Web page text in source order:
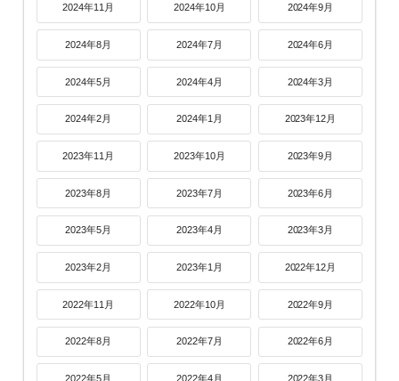
2024年11月 2024年10月 2024年9月
2024年8月 2024年7月 2024年6月
2024年5月 2024年4月 2024年3月
2024年2月 2024年1月 2023年12月
2023年11月 2023年10月 2023年9月
2023年8月 2023年7月 2023年6月
2023年5月 2023年4月 2023年3月
2023年2月 2023年1月 2022年12月
2022年11月 2022年10月 2022年9月
2022年8月 2022年7月 2022年6月
2022年5月 2022年4月 2022年3月